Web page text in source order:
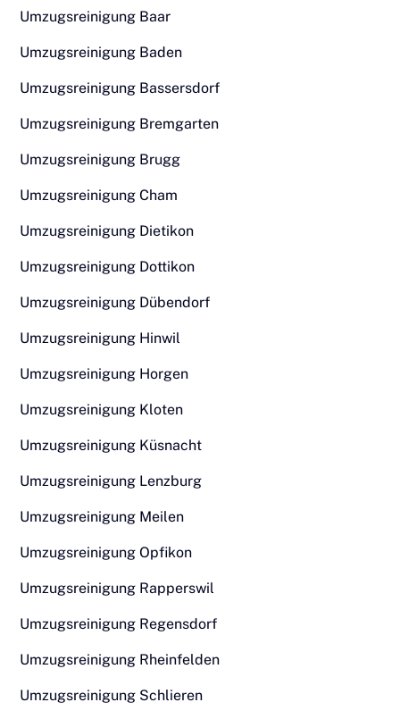
Umzugsreinigung Baar
Umzugsreinigung Baden
Umzugsreinigung Bassersdorf
Umzugsreinigung Bremgarten
Umzugsreinigung Brugg
Umzugsreinigung Cham
Umzugsreinigung Dietikon
Umzugsreinigung Dottikon
Umzugsreinigung Dübendorf
Umzugsreinigung Hinwil
Umzugsreinigung Horgen
Umzugsreinigung Kloten
Umzugsreinigung Küsnacht
Umzugsreinigung Lenzburg
Umzugsreinigung Meilen
Umzugsreinigung Opfikon
Umzugsreinigung Rapperswil
Umzugsreinigung Regensdorf
Umzugsreinigung Rheinfelden
Umzugsreinigung Schlieren